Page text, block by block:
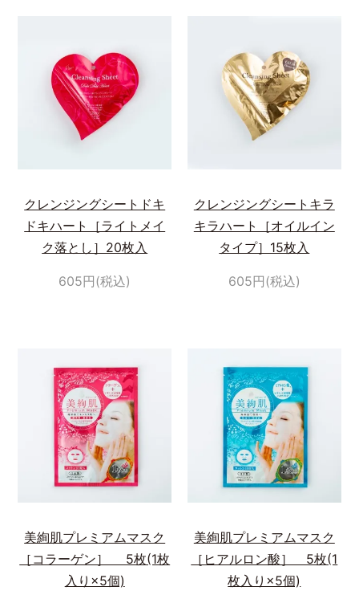
クレンジングシートドキ
ドキハート［ライトメイ
ク落とし］20枚入
605円(税込)
クレンジングシートキラ
キラハート［オイルイン
タイプ］15枚入
605円(税込)
美絢肌プレミアムマスク
［コラーゲン］ 5枚(1枚
入り×5個)
美絢肌プレミアムマスク
［ヒアルロン酸］ 5枚(1
枚入り×5個)